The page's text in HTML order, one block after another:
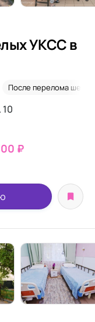
УКСС в
После перелома шейки
₽